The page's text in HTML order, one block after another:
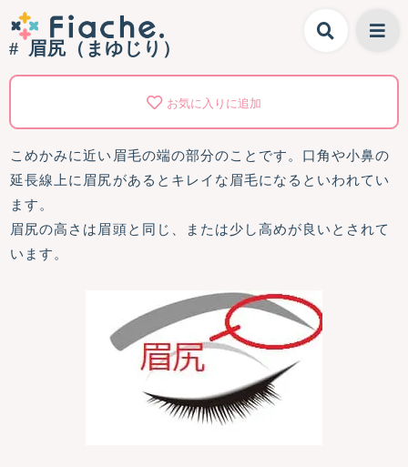
眉尻（まゆじり）
お気に入りに追加
こめかみに近い眉毛の端の部分のことです。口角や小鼻の
延長線上に眉尻があるとキレイな眉毛になるといわれてい
ます。
眉尻の高さは眉頭と同じ、または少し高めが良いとされて
います。